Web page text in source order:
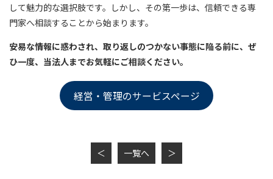
して魅力的な選択肢です。しかし、その第一歩は、信頼できる専
門家へ相談することから始まります。
安易な情報に惑わされ、取り返しのつかない事態に陥る前に、ぜ
ひ一度、当法人までお気軽にご相談ください。
経営・管理のサービスページ
＜ 一覧へ ＞